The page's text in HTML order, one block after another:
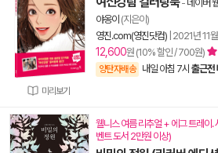
미리보기
- 네이버
야옹이 (지은이)
영진.com(영진닷컴) 2021년 11월
12,600원 (10% 할인 / 700원)
양탄자배송 내일 아침 7시 출근전
웰니스 여름 리추얼 + 에그 트레이.
벤트 도서 2만원 이상)